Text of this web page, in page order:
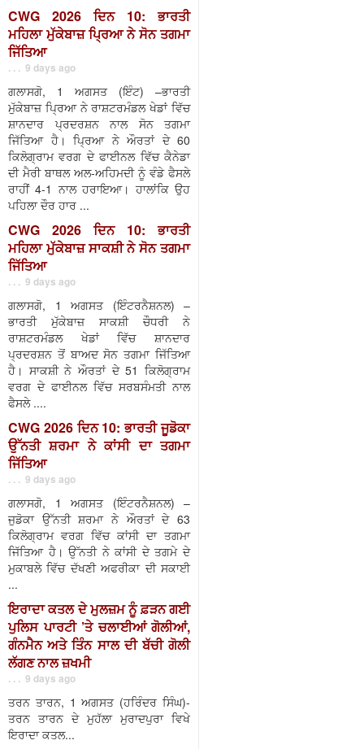
CWG 2026 ਦਿਨ 10: ਭਾਰਤੀ
ਮਹਿਲਾ ਮੁੱਕੇਬਾਜ਼ ਪ੍ਰਿਆ ਨੇ ਸੋਨ ਤਗਮਾ
ਜਿੱਤਿਆ
. . . 9 days ago
ਗਲਾਸਗੋ, 1 ਅਗਸਤ (ਇੰਟ) –ਭਾਰਤੀ
ਮੁੱਕੇਬਾਜ਼ ਪ੍ਰਿਆ ਨੇ ਰਾਸ਼ਟਰਮੰਡਲ ਖੇਡਾਂ ਵਿੱਚ
ਸ਼ਾਨਦਾਰ ਪ੍ਰਦਰਸ਼ਨ ਨਾਲ ਸੋਨ ਤਗਮਾ
ਜਿੱਤਿਆ ਹੈ। ਪ੍ਰਿਆ ਨੇ ਔਰਤਾਂ ਦੇ 60
ਕਿਲੋਗ੍ਰਾਮ ਵਰਗ ਦੇ ਫਾਈਨਲ ਵਿੱਚ ਕੈਨੇਡਾ
ਦੀ ਮੈਰੀ ਬਾਥਲ ਅਲ-ਅਹਿਮਦੀ ਨੂੰ ਵੰਡੇ ਫੈਸਲੇ
ਰਾਹੀਂ 4-1 ਨਾਲ ਹਰਾਇਆ। ਹਾਲਾਂਕਿ ਉਹ
ਪਹਿਲਾ ਦੌਰ ਹਾਰ ...
CWG 2026 ਦਿਨ 10: ਭਾਰਤੀ
ਮਹਿਲਾ ਮੁੱਕੇਬਾਜ਼ ਸਾਕਸ਼ੀ ਨੇ ਸੋਨ ਤਗਮਾ
ਜਿੱਤਿਆ
. . . 9 days ago
ਗਲਾਸਗੋ, 1 ਅਗਸਤ (ਇੰਟਰਨੈਸ਼ਨਲ) –
ਭਾਰਤੀ ਮੁੱਕੇਬਾਜ਼ ਸਾਕਸ਼ੀ ਚੌਧਰੀ ਨੇ
ਰਾਸ਼ਟਰਮੰਡਲ ਖੇਡਾਂ ਵਿੱਚ ਸ਼ਾਨਦਾਰ
ਪ੍ਰਦਰਸ਼ਨ ਤੋਂ ਬਾਅਦ ਸੋਨ ਤਗਮਾ ਜਿੱਤਿਆ
ਹੈ। ਸਾਕਸ਼ੀ ਨੇ ਔਰਤਾਂ ਦੇ 51 ਕਿਲੋਗ੍ਰਾਮ
ਵਰਗ ਦੇ ਫਾਈਨਲ ਵਿੱਚ ਸਰਬਸੰਮਤੀ ਨਾਲ
ਫੈਸਲੇ ....
CWG 2026 ਦਿਨ 10: ਭਾਰਤੀ ਜੂਡੋਕਾ
ਉੱਨਤੀ ਸ਼ਰਮਾ ਨੇ ਕਾਂਸੀ ਦਾ ਤਗਮਾ
ਜਿੱਤਿਆ
. . . 9 days ago
ਗਲਾਸਗੋ, 1 ਅਗਸਤ (ਇੰਟਰਨੈਸ਼ਨਲ) –
ਜੁਡੋਕਾ ਉੱਨਤੀ ਸ਼ਰਮਾ ਨੇ ਔਰਤਾਂ ਦੇ 63
ਕਿਲੋਗ੍ਰਾਮ ਵਰਗ ਵਿੱਚ ਕਾਂਸੀ ਦਾ ਤਗਮਾ
ਜਿੱਤਿਆ ਹੈ। ਉੱਨਤੀ ਨੇ ਕਾਂਸੀ ਦੇ ਤਗਮੇ ਦੇ
ਮੁਕਾਬਲੇ ਵਿੱਚ ਦੱਖਣੀ ਅਫਰੀਕਾ ਦੀ ਸਕਾਈ
...
ਇਰਾਦਾ ਕਤਲ ਦੇ ਮੁਲਜ਼ਮ ਨੂੰ ਫ਼ੜਨ ਗਈ
ਪੁਲਿਸ ਪਾਰਟੀ ’ਤੇ ਚਲਾਈਆਂ ਗੋਲੀਆਂ,
ਗੰਨਮੈਨ ਅਤੇ ਤਿੰਨ ਸਾਲ ਦੀ ਬੱਚੀ ਗੋਲੀ
ਲੱਗਣ ਨਾਲ ਜ਼ਖਮੀ
. . . 9 days ago
ਤਰਨ ਤਾਰਨ, 1 ਅਗਸਤ (ਹਰਿੰਦਰ ਸਿੰਘ)-
ਤਰਨ ਤਾਰਨ ਦੇ ਮੁਹੱਲਾ ਮੁਰਾਦਪੁਰਾ ਵਿਖੇ
ਇਰਾਦਾ ਕਤਲ...